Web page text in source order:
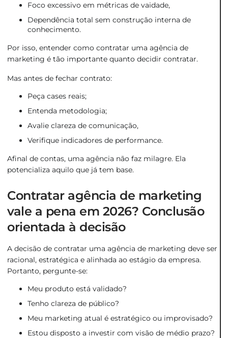
Foco excessivo em métricas de vaidade,
Dependência total sem construção interna de
conhecimento.
Por isso, entender como contratar uma agência de
marketing é tão importante quanto decidir contratar.
Mas antes de fechar contrato:
Peça cases reais;
Entenda metodologia;
Avalie clareza de comunicação,
Verifique indicadores de performance.
Afinal de contas, uma agência não faz milagre. Ela
potencializa aquilo que já tem base.
Contratar agência de marketing
vale a pena em 2026? Conclusão
orientada à decisão
A decisão de contratar uma agência de marketing deve ser
racional, estratégica e alinhada ao estágio da empresa.
Portanto, pergunte-se:
Meu produto está validado?
Tenho clareza de público?
Meu marketing atual é estratégico ou improvisado?
Estou disposto a investir com visão de médio prazo?